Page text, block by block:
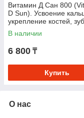
Витамин Д Сан 800
D Sun). Усвоение
укрепление костей,
поддержка иммунной,
нервной систем
В наличии
6 800 ₸
Купить
О нас